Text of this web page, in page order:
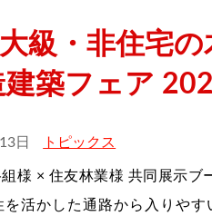
級・非住宅
築フェア
日 トピックス
様 × 住友林業様 共同展示ブ
を活かした通路から入りや